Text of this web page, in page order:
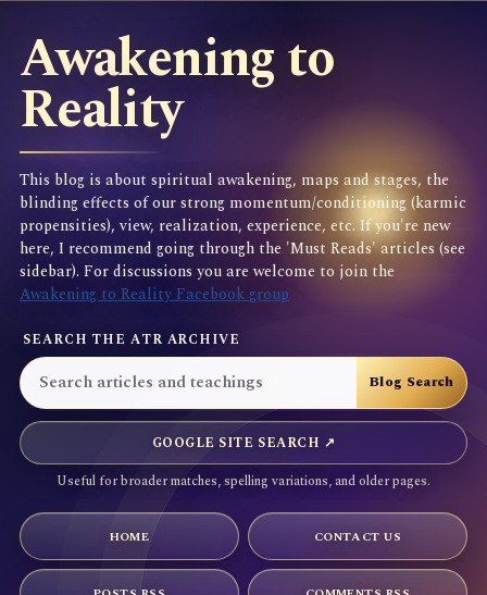
Awakening to
Reality
This blog is about spiritual awakening, maps and stages, the
blinding effects of our strong momentum/conditioning (karmic
propensities), view, realization, experience, etc. If you're new
here, I recommend going through the 'Must Reads' articles (see
sidebar). For discussions you are welcome to join the
Awakening to Reality Facebook group
SEARCH THE ATR ARCHIVE
GOOGLE SITE SEARCH ↗
Useful for broader matches, spelling variations, and older pages.
HOME CONTACT US